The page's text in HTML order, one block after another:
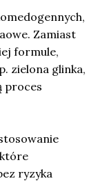
Zamiast
formule,
zielona glinka,
proces
ryzyka